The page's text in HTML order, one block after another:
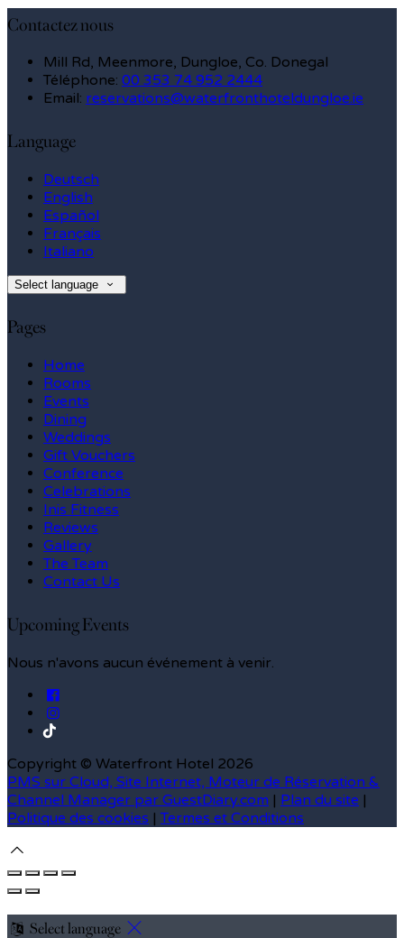
Contactez nous
Mill Rd, Meenmore, Dungloe, Co. Donegal
Téléphone: 00 353 74 952 2444
Email: reservations@waterfronthoteldungloe.ie
Language
Deutsch
English
Español
Français
Italiano
Select language
Pages
Home
Rooms
Events
Dining
Weddings
Gift Vouchers
Conference
Celebrations
Inis Fitness
Reviews
Gallery
The Team
Contact Us
Upcoming Events
Nous n'avons aucun événement à venir.
Copyright © Waterfront Hotel 2026
PMS sur Cloud, Site Internet, Moteur de Réservation &
Channel Manager par GuestDiary.com | Plan du site |
Politique des cookies | Termes et Conditions
Select language